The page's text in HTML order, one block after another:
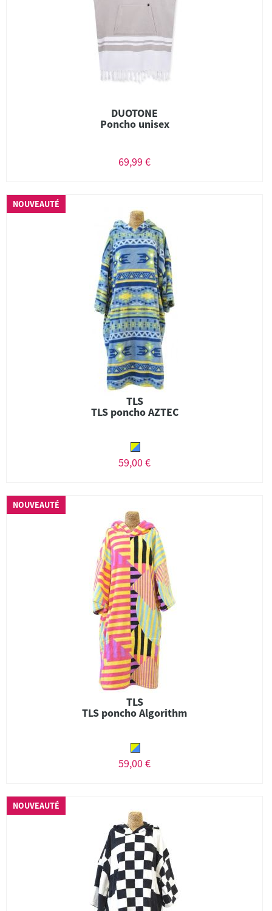
DUOTONE
Poncho unisex
69,99 €
NOUVEAUTÉ
TLS
TLS poncho AZTEC
59,00 €
NOUVEAUTÉ
TLS
TLS poncho Algorithm
59,00 €
NOUVEAUTÉ